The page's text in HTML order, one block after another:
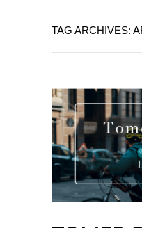
TAG ARCHIVES: